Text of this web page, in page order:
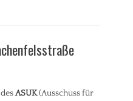
ASUK(Ausschuss für